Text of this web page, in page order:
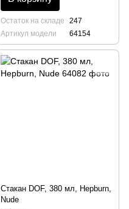
Остаток на складе
247
Артикул модели
64154
Стакан DOF, 380 мл, Hepburn,
Nude